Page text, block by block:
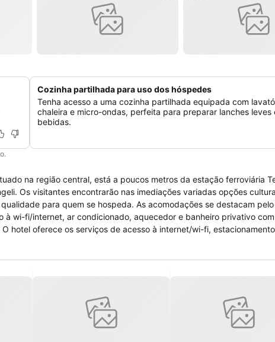
Cozinha partilhada para uso dos hóspedes
Tenha acesso a uma cozinha partilhada equipada com
chaleira e micro-ondas, perfeita para preparar lanches leves
bebidas.
na região central, está a poucos metros da estação ferroviária
Os visitantes encontrarão nas imediações variadas opções
para quem se hospeda. As acomodações se destacam
wi-fi/internet, ar condicionado, aquecedor e banheiro privativo
hotel oferece os serviços de acesso à internet/wi-fi,
de bagagens, cofre na recepção, recepção com sala de estar